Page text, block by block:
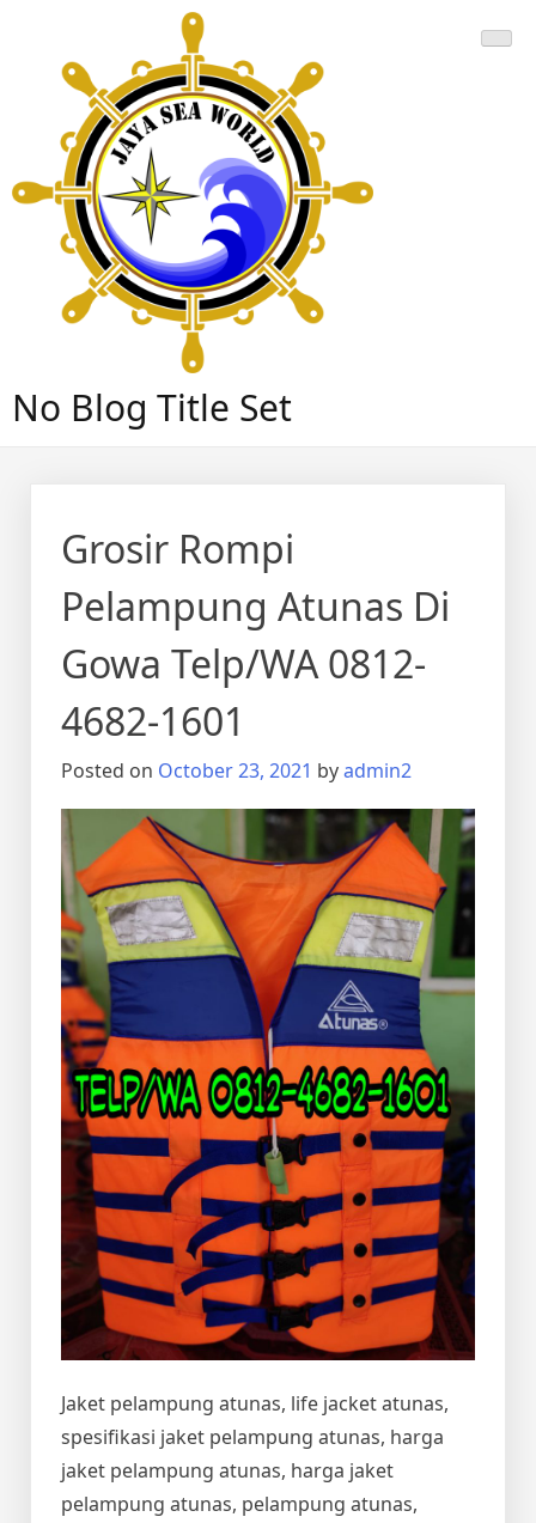
content
No Blog Title Set
Grosir Rompi
Pelampung Atunas Di
Gowa Telp/WA 0812-
4682-1601
Posted on October 23, 2021 byadmin2
Jaket pelampung atunas, life jacket atunas,
spesifikasi jaket pelampung atunas, harga
jaket pelampung atunas, harga jaket
pelampung atunas, pelampung atunas,